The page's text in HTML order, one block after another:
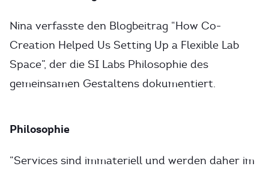
Nina verfasste den Blogbeitrag “How Co-
Creation Helped Us Setting Up a Flexible Lab
Space”, der die SI Labs Philosophie des
gemeinsamen Gestaltens dokumentiert.
Philosophie
“Services sind immateriell und werden daher im